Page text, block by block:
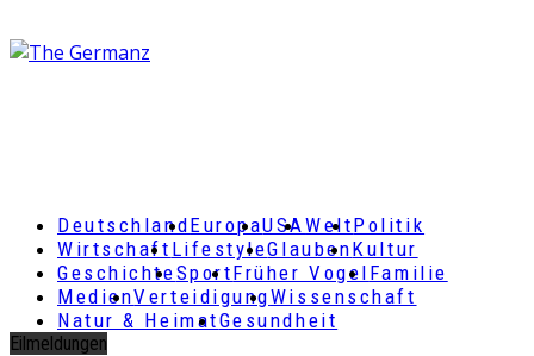
DeutschlandEuropaUSAWeltPolitik
Wirtschaft LifestyleGlaubenKultur
GeschichteSportFrüher Vogel Familie
MedienVerteidigungWissenschaft
Natur & HeimatGesundheit
Eilmeldungen